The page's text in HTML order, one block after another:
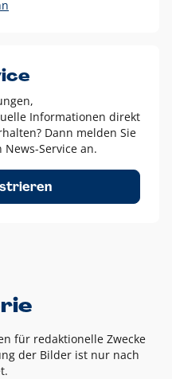
nur in Ausnahmefällen
Weiß-Umsetzungen
von jeweils einer
in alle Richtungen
Informationen direkt
Dann melden Sie
Service an.
für redaktionelle Zwecke
der Bilder ist nur nach